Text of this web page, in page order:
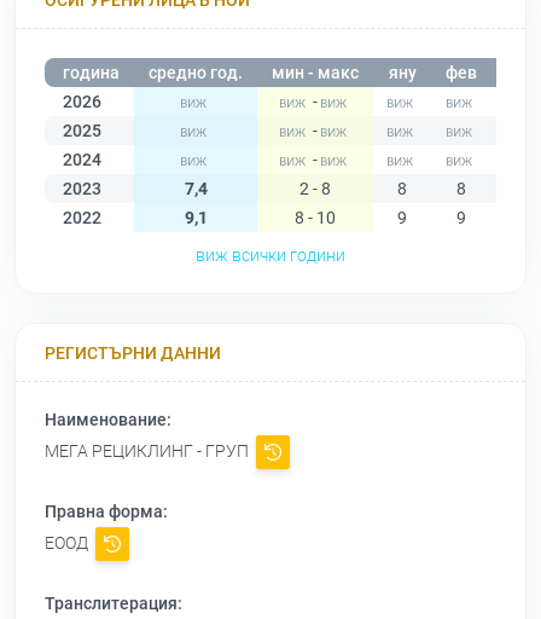
година средно год. мин - макс яну фев
2026
-
2025
-
2024
-
2023
7,4 2 - 8 8 8
2022
9,1 8 - 10 9 9
виж всички години
РЕГИСТЪРНИ ДАННИ
Наименование:
МЕГА РЕЦИКЛИНГ - ГРУП
Правна форма:
ЕООД
Транслитерация: